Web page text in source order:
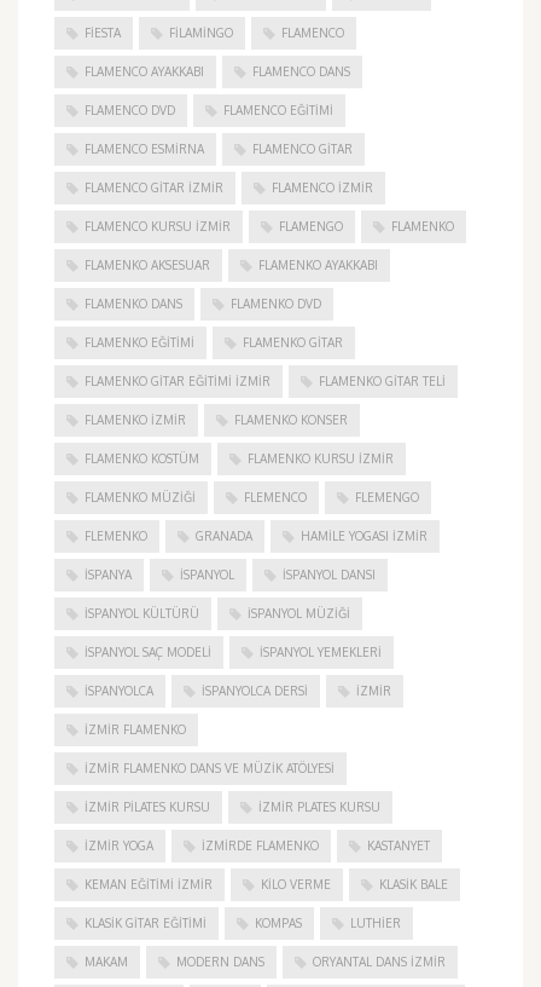
FIESTA FILAMINGO FLAMENCO
FLAMENCO AYAKKABI FLAMENCO DANS
FLAMENCO DVD FLAMENCO EĞITIMI
FLAMENCO ESMIRNA FLAMENCO GITAR
FLAMENCO GITAR İZMIR FLAMENCO IZMIR
FLAMENCO KURSU İZMIR FLAMENGO FLAMENKO
FLAMENKO AKSESUAR FLAMENKO AYAKKABI
FLAMENKO DANS FLAMENKO DVD
FLAMENKO EĞITIMI FLAMENKO GITAR
FLAMENKO GITAR EĞITIMI İZMIR FLAMENKO GITAR TELI
FLAMENKO IZMIR FLAMENKO KONSER
FLAMENKO KOSTÜM FLAMENKO KURSU İZMIR
FLAMENKO MÜZIĞI FLEMENCO FLEMENGO
FLEMENKO GRANADA HAMILE YOGASI İZMIR
ISPANYA İSPANYOL İSPANYOL DANSI
İSPANYOL KÜLTÜRÜ İSPANYOL MÜZIĞI
İSPANYOL SAÇ MODELI İSPANYOL YEMEKLERI
İSPANYOLCA İSPANYOLCA DERSI IZMIR
IZMIR FLAMENKO
İZMIR FLAMENKO DANS VE MÜZIK ATÖLYESI
İZMIR PILATES KURSU İZMIR PLATES KURSU
İZMIR YOGA IZMIRDE FLAMENKO KASTANYET
KEMAN EĞITIMI İZMIR KILO VERME KLASIK BALE
KLASIK GITAR EĞITIMI KOMPAS LUTHIER
MAKAM MODERN DANS ORYANTAL DANS İZMIR